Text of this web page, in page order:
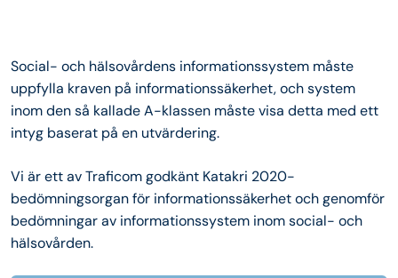
Social- och hälsovårdens informationssystem måste
uppfylla kraven på informationssäkerhet, och system
inom den så kallade A-klassen måste visa detta med ett
intyg baserat på en utvärdering.
Vi är ett av Traficom godkänt Katakri 2020-
bedömningsorgan för informationssäkerhet och genomför
bedömningar av informationssystem inom social- och
hälsovården.